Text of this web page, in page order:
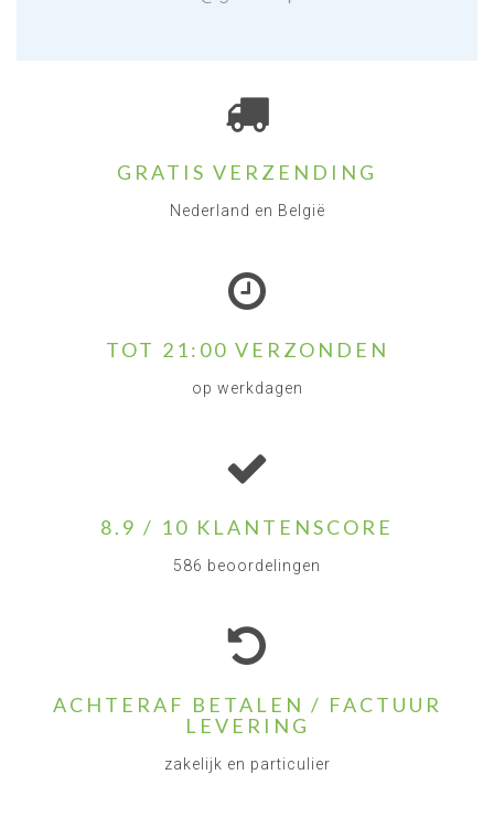
GRATIS VERZENDING
Nederland en België
TOT 21:00 VERZONDEN
op werkdagen
8.9 / 10 KLANTENSCORE
586 beoordelingen
ACHTERAF BETALEN / FACTUUR
LEVERING
zakelijk en particulier